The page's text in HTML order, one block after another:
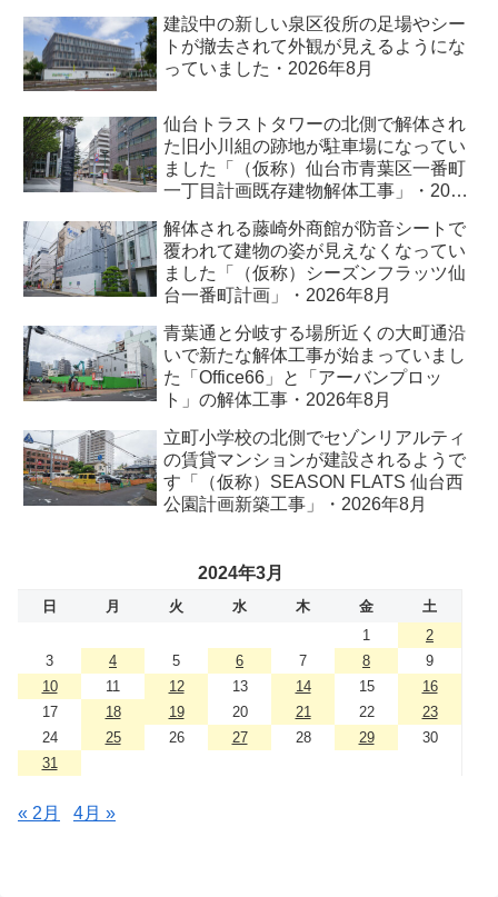
建設中の新しい泉区役所の足場やシー
トが撤去されて外観が見えるようにな
っていました・2026年8月
仙台トラストタワーの北側で解体され
た旧小川組の跡地が駐車場になってい
ました「（仮称）仙台市青葉区一番町
一丁目計画既存建物解体工事」・2026
解体される藤崎外商館が防音シートで
覆われて建物の姿が見えなくなってい
ました「（仮称）シーズンフラッツ仙
台一番町計画」・2026年8月
青葉通と分岐する場所近くの大町通沿
いで新たな解体工事が始まっていまし
た「Office66」と「アーバンプロッ
ト」の解体工事・2026年8月
立町小学校の北側でセゾンリアルティ
の賃貸マンションが建設されるようで
す「（仮称）SEASON FLATS 仙台西
公園計画新築工事」・2026年8月
2024年3月
日 月 火 水 木 金
土
1
2
3
4 5 6 7 8
9
10
11 12 13 14 15
16
17
18 19 20 21 22
23
24
25 26 27 28 29
30
31
« 2月 4月 »